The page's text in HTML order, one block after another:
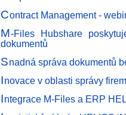
Contract Management -
M-Files Hubshare
dokumentů
Snadná správa dokumentů
Inovace v oblasti správy
Integrace M-Files a ERP